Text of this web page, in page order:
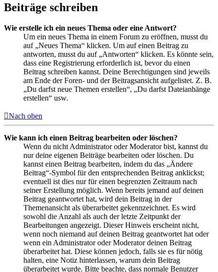
Beiträge schreiben
Wie erstelle ich ein neues Thema oder eine Antwort?
Um ein neues Thema in einem Forum zu eröffnen, musst du
auf „Neues Thema“ klicken. Um auf einen Beitrag zu
antworten, musst du auf „Antworten“ klicken. Es könnte sein,
dass eine Registrierung erforderlich ist, bevor du einen
Beitrag schreiben kannst. Deine Berechtigungen sind jeweils
am Ende der Foren- und der Beitragsansicht aufgelistet. Z. B.
„Du darfst neue Themen erstellen“, „Du darfst Dateianhänge
erstellen“ usw.
Nach oben
Wie kann ich einen Beitrag bearbeiten oder löschen?
Wenn du nicht Administrator oder Moderator bist, kannst du
nur deine eigenen Beiträge bearbeiten oder löschen. Du
kannst einen Beitrag bearbeiten, indem du das „Ändere
Beitrag“-Symbol für den entsprechenden Beitrag anklickst;
eventuell ist dies nur für einen begrenzten Zeitraum nach
seiner Erstellung möglich. Wenn bereits jemand auf deinen
Beitrag geantwortet hat, wird dein Beitrag in der
Themenansicht als überarbeitet gekennzeichnet. Es wird
sowohl die Anzahl als auch der letzte Zeitpunkt der
Bearbeitungen angezeigt. Dieser Hinweis erscheint nicht,
wenn noch niemand auf deinen Beitrag geantwortet hat oder
wenn ein Administrator oder Moderator deinen Beitrag
überarbeitet hat. Diese können jedoch, falls sie es für nötig
halten, eine Notiz hinterlassen, warum dein Beitrag
überarbeitet wurde. Bitte beachte, dass normale Benutzer